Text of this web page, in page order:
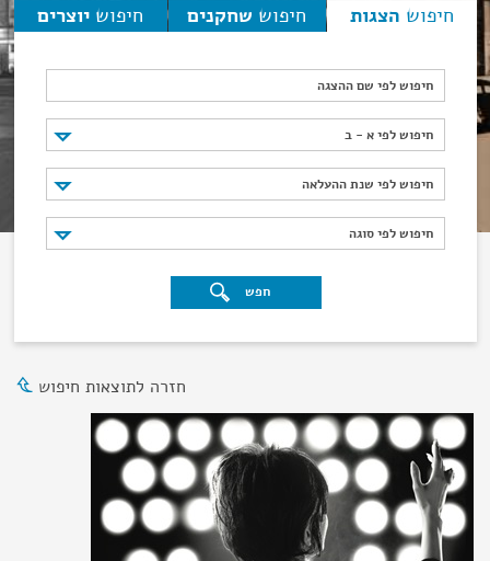
חיפוש הצגות חיפוש שחקנים חיפוש יוצרים
חיפוש לפי שם ההצגה
חיפוש לפי א - ב
חיפוש לפי א - ב
חיפוש לפי שנת ההעלאה
חיפוש לפי שנת ההעלאה
חיפוש לפי סוגה
חיפוש לפי סוגה
חפש
חזרה לתוצאות חיפוש